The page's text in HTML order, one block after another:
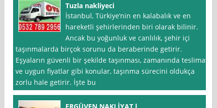
Tuzla nakliyeci
İstanbul, Türkiye’nin en kalabalık ve en
hareketli şehirlerinden biri olarak bilinir.
Ancak bu yoğunluk ve canlılık, şehir içi
taşınmalarda birçok sorunu da beraberinde getirir.
Eşyaların güvenli bir şekilde taşınması, zamanında teslimat
ve uygun fiyatlar gibi konular, taşınma sürecini oldukça
zorlu hale getirir. İşte bu